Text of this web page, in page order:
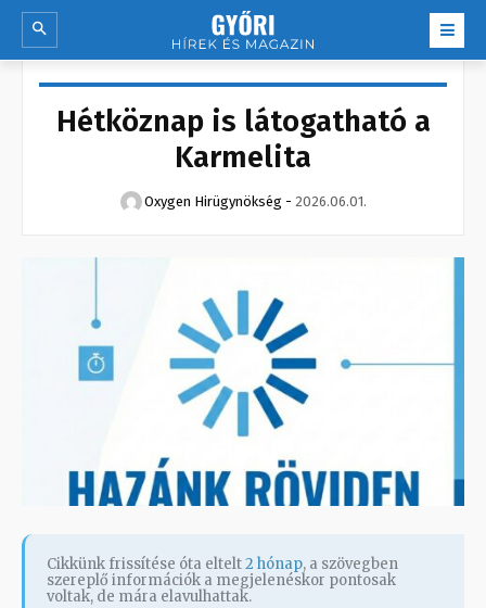
Hétköznap is látogatható a
Karmelita
Oxygen Hirügynökség - 2026.06.01.
Cikkünk frissítése óta eltelt2 hónap, a szövegben
szereplő információk a megjelenéskor pontosak
voltak, de mára elavulhattak.